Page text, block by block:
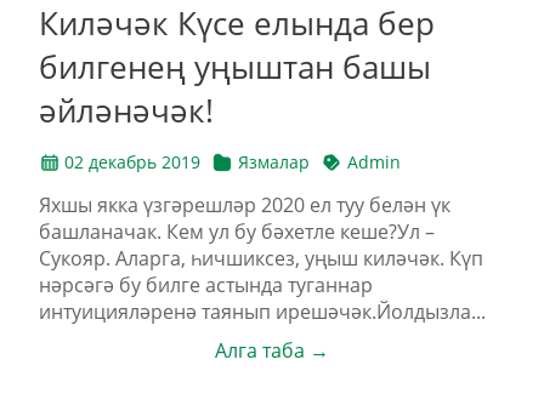
Киләчәк Күсе елында бер
билгенең уңыштан башы
әйләнәчәк!
02 декабрь 2019 Язмалар Admin
Яхшы якка үзгәрешләр 2020 ел туу белән үк
башланачак. Кем ул бу бәхетле кеше?Ул –
Сукояр. Аларга, һичшиксез, уңыш киләчәк. Күп
нәрсәгә бу билге астында туганнар
интуицияләренә таянып ирешәчәк.Йолдызла...
Алга таба →